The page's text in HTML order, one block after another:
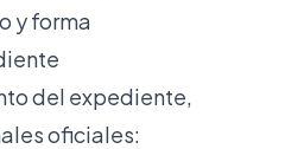
y forma
del expediente,
oficiales: